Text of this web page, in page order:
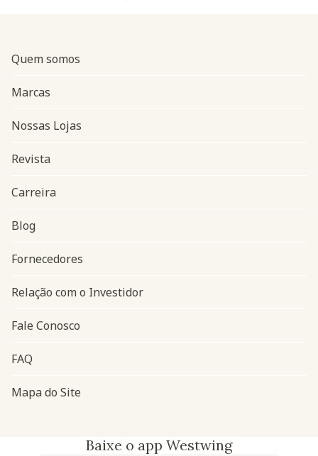
Navegação do rodapé
Quem somos
Marcas
Nossas Lojas
Revista
Carreira
Blog
Fornecedores
Relação com o Investidor
Fale Conosco
FAQ
Mapa do Site
Baixe o app Westwing